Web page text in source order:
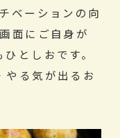
ベーションの向
面にご自身が
としおです。
やる気が出るお